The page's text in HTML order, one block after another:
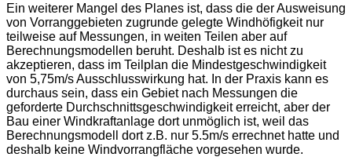
Ein weiterer Mangel des Planes ist, dass die der Ausweisung
von Vorranggebieten zugrunde gelegte Windhöfigkeit nur
teilweise auf Messungen, in weiten Teilen aber auf
Berechnungsmodellen beruht. Deshalb ist es nicht zu
akzeptieren, dass im Teilplan die Mindestgeschwindigkeit
von 5,75m/s Ausschlusswirkung hat. In der Praxis kann es
durchaus sein, dass ein Gebiet nach Messungen die
geforderte Durchschnittsgeschwindigkeit erreicht, aber der
Bau einer Windkraftanlage dort unmöglich ist, weil das
Berechnungsmodell dort z.B. nur 5.5m/s errechnet hatte und
deshalb keine Windvorrangfläche vorgesehen wurde.